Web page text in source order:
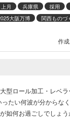
上月 兵庫県
採用
大阪万博
関西ものづ
作
型ロール加工・レベ
たい何波が分からな
如何お過ごしでしょ